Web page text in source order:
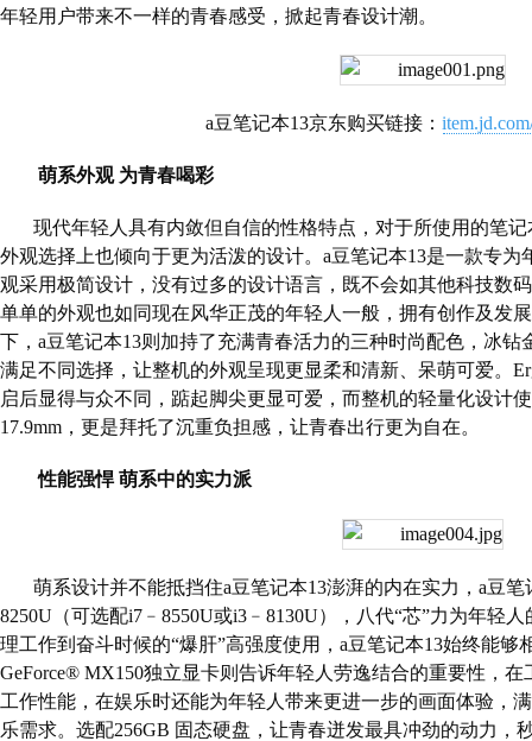
年轻用户带来不一样的青春感受，掀起青春设计潮。
a豆笔记本13京东购买链接：
萌系外观 为青春喝彩
现代年轻人具有内敛但自信的性格特点，对于所使用的笔
外观选择上也倾向于更为活泼的设计。 a豆笔记本13是一款专为
观采用极简设计，没有过多的设计语言，既不会如其他科技数
单单的外观也如同现在风华正茂的年轻人一般，拥有创作及发
下， a豆笔记本13则加持了充满青春活力的三种时尚配色，冰
满足不同选择，让整机的外观呈现更显柔和清新、呆萌可爱。
启后显得与众不同，踮起脚尖更显可爱，而整机的轻量化设计
17.9mm ，更是拜托了沉重负担感，让青春出行更为自在。
性能强悍 萌系中的实力派
萌系设计并不能抵挡住a豆笔记本13澎湃的内在实力， a豆笔
8250U （可选配i7 ﹣ 8550U或i3 ﹣ 8130U），八代“芯”力为年轻
理工作到奋斗时候的“爆肝”高强度使用， a豆笔记本13始终能够
GeForce® MX150独立显卡则告诉年轻人劳逸结合的重要性，
工作性能，在娱乐时还能为年轻人带来更进一步的画面体验，
乐需求。选配256GB 固态硬盘，让青春迸发最具冲劲的动力，